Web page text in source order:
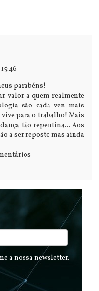
parabéns!
valor a quem realmente
são cada vez mais
para o trabalho! Mais
tão repentina... Aos
a ser reposto mas ainda
a nossa newsletter.